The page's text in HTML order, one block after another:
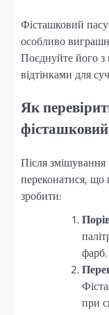
Фісташковий
особливо
Поєднуйте його
відтінками для
Як
Після
переконатися, що
зробити:
фарб.
при